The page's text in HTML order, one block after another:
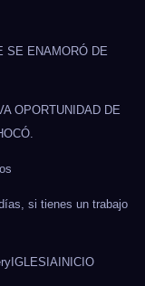
SE ENAMORÓ DE
OPORTUNIDAD DE
si tienes un trabajo
IGLESIAINICIO